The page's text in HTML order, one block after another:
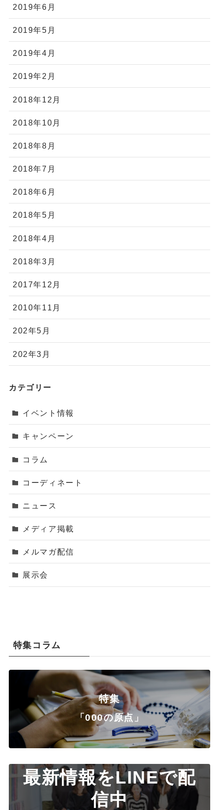
2019年6月
2019年5月
2019年4月
2019年2月
2018年12月
2018年10月
2018年8月
2018年7月
2018年6月
2018年5月
2018年4月
2018年3月
2017年12月
2010年11月
202年5月
202年3月
カテゴリー
イベント情報
キャンペーン
コラム
コーディネート
ニュース
メディア掲載
メルマガ配信
展示会
特集コラム
特集
「000の原点」
最新情報をLINEで配
信中